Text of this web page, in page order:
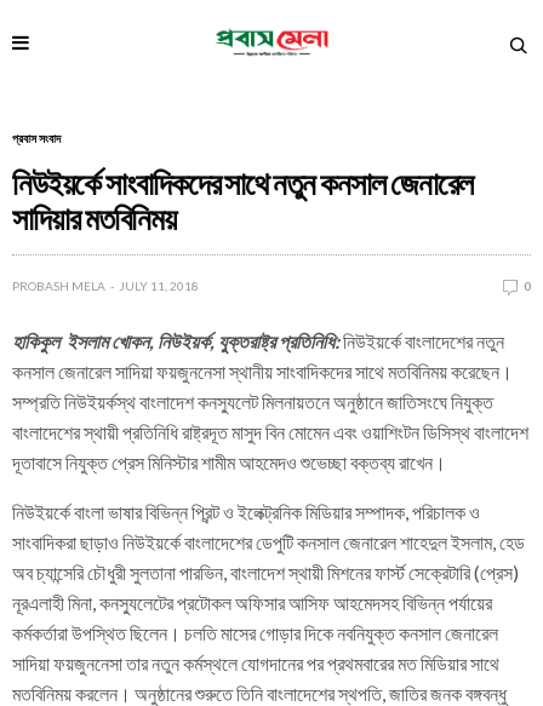
প্রবাস সংবাদ
নিউইয়র্কে সাংবাদিকদের সাথে নতুন কনসাল জেনারেল
সাদিয়ার মতবিনিময়
PROBASH MELA JULY 11, 2018 0
হাকিকুল ইসলামখোকন, নিউইয়র্ক, যুক্তরাষ্ট্র প্রতিনিধি:নিউইয়র্কে বাংলাদেশের নতুন
কনসাল জেনারেল সাদিয়া ফয়জুননেসা স্থানীয় সাংবাদিকদের সাথে মতবিনিময় করেছেন।
সম্প্রতি নিউইয়র্কস্থ বাংলাদেশ কনস্যুলেট মিলনায়তনে অনুষ্ঠানে জাতিসংঘে নিযুক্ত
বাংলাদেশের স্থায়ী প্রতিনিধি রাষ্ট্রদূত মাসুদ বিন মোমেন এবং ওয়াশিংটন ডিসিস্থ বাংলাদেশ
দূতাবাসে নিযুক্ত প্রেস মিনিস্টার শামীম আহমেদও শুভেচ্ছা বক্তব্য রাখেন।
নিউইয়র্কে বাংলা ভাষার বিভিন্ন প্রিন্ট ও ইলেক্ট্রনিক মিডিয়ার সম্পাদক, পরিচালক ও
সাংবাদিকরা ছাড়াও নিউইয়র্কে বাংলাদেশের ডেপুটি কনসাল জেনারেল শাহেদুল ইসলাম, হেড
অব চ্যান্সেরি চৌধুরী সুলতানা পারভিন, বাংলাদেশ স্থায়ী মিশনের ফার্স্ট সেক্রেটারি (প্রেস)
নূরএলাহী মিনা, কনস্যুলেটের প্রটোকল অফিসার আসিফ আহমেদসহ বিভিন্ন পর্যায়ের
কর্মকর্তারা উপস্থিত ছিলেন। চলতি মাসের গোড়ার দিকে নবনিযুক্ত কনসাল জেনারেল
সাদিয়া ফয়জুননেসা তার নতুন কর্মস্থলে যোগদানের পর প্রথমবারের মত মিডিয়ার সাথে
মতবিনিময় করলেন। অনুষ্ঠানের শুরুতে তিনি বাংলাদেশের স্থপতি, জাতির জনক বঙ্গবন্ধু